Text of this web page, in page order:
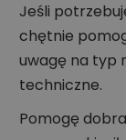
Jeśli
chętnie
uwagę na typ
techniczne.
Pomogę